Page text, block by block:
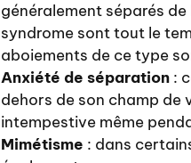
généralement séparés
syndrome sont tout le
aboiements de ce type
Anxiété de séparation :
dehors de son champ de
intempestive même
Mimétisme : dans